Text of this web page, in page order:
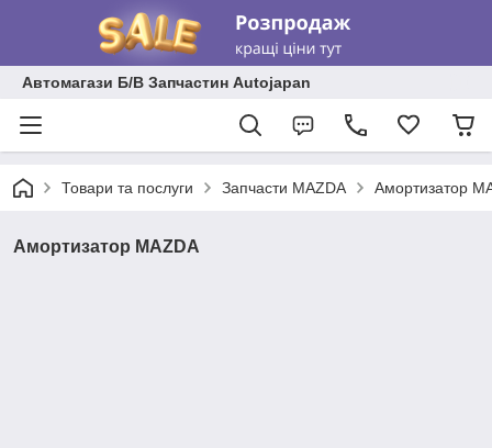
Автомагази Б/В Запчастин Autojapan
Товари та послуги Запчасти MAZDA Амортизатор
Амортизатор MAZDA